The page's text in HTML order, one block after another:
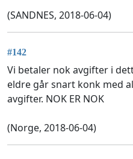
(SANDNES, 2018-06-04)
#142
Vi betaler nok avgifter i
eldre går snart konk med
avgifter. NOK ER NOK
(Norge, 2018-06-04)